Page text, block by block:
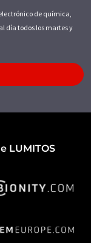
de química,
día todos los martes y
LUMITOS